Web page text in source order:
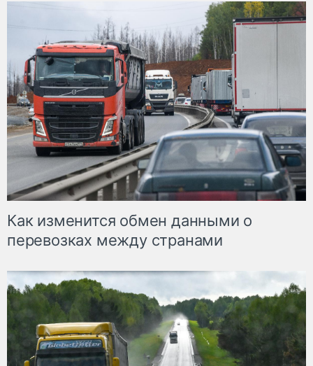
Как изменится обмен данными о
перевозках между странами